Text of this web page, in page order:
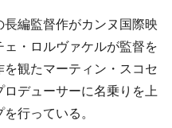
編監督作がカンヌ国際映
・ロルヴァケルが監督を
観たマーティン・スコセ
デューサーに名乗りを上
行っている。